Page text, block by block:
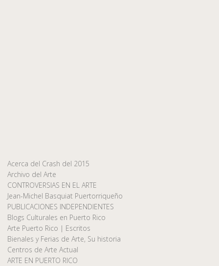
Acerca del Crash del 2015
Archivo del Arte
CONTROVERSIAS EN EL ARTE
Jean-Michel Basquiat Puertorriqueño
PUBLICACIONES INDEPENDIENTES
Blogs Culturales en Puerto Rico
Arte Puerto Rico | Escritos
Bienales y Ferias de Arte, Su historia
Centros de Arte Actual
ARTE EN PUERTO RICO